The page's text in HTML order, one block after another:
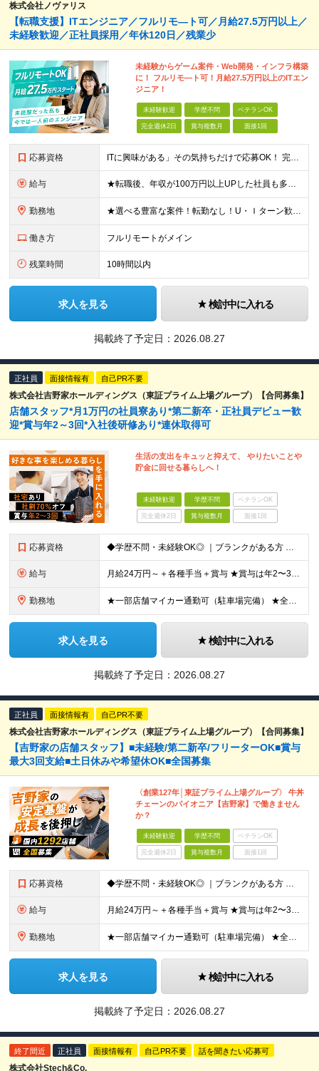
株式会社ノヴァリス
【転職支援】ITエンジニア／フルリモ―ト可／月給27.5万円以上／
未経験歓迎／正社員採用／年休120日／残業少
未経験からゲーム案件・Web開発・インフラ構築
に！ フルリモ―ト可！月給27.5万円以上のITエン
ジニア！
未経験歓迎 学歴不問 ベテランOK
完全週休2日 賞与複数月 面接1回
応募資格 ITに興味がある」その気持ちだけで応募OK！ 完全未経験OK！人柄採用！ ◆未経験歓迎 ◆学歴不問、文系理系不問 ◆第二新卒歓迎 ★経験や知識よりも、あなたの「挑戦したい」という気持ちを重視します
給与 ★転職後、年収が100万円以上UPした社員も多数！ 【未経験者】 月給27.5万円＋諸手当＋賞与 【経験者】※実務3年以上を想定 月給30万円以上＋諸手当＋賞与 ※経験やスキルに応じて決定します
勤務地 ★選べる豊富な案件！転勤なし！U・Ｉターン歓迎！ ★フルリモート案件あり！ 東京、神奈川、埼玉、千葉、愛知、大阪、兵庫、京都、広島、福岡をはじめとする全国各地のプロジェクト先。 プライム上場、グロ
働き方 フルリモートがメイン
残業時間 10時間以内
求人を見る 検討中に入れる
掲載終了予定日： 2026.08.27
正社員 面接情報有 自己PR不要
株式会社吉野家ホールディングス（東証プライム上場グループ）【合同募集】
店舗スタッフ*月1万円の社員寮あり*第二新卒・正社員デビュー歓
迎*賞与年2～3回*入社後研修あり*連休取得可
生活の支出をキュッと抑えて、 やりたいことや
貯金に回せる暮らしへ！
未経験歓迎 学歴不問 ベテランOK
完全週休2日 賞与複数月 面接1回
応募資格 ◆学歴不問・未経験OK◎ ｜ブランクがある方 ｜転職回数が気になる方 ｜飲食業界にチャレンジしたい方 ｜副業OK どんな方も大歓迎！「やってみたい」という気持ちがあればOKです◎
給与 月給24万円～＋各種手当＋賞与 ★賞与は年2〜3回支給 （7月・12月の年2回＋会社業績により2月に決算賞与あり） ★家賃1万円の格安寮や70%オフの食事補助により、毎月の支出を大幅に抑えられます。
勤務地 ★一部店舗マイカー通勤可（駐車場完備） ★全国の各店舗で募集中！続々出店予定！ ■首都圏エリア 埼玉、千葉、東京、神奈川、山梨 ■北日本エリア 北海道、青森、岩手、宮城、秋田、山形、福島、茨城、栃
求人を見る 検討中に入れる
掲載終了予定日： 2026.08.27
正社員 面接情報有 自己PR不要
株式会社吉野家ホールディングス（東証プライム上場グループ）【合同募集】
【吉野家の店舗スタッフ】■未経験/第二新卒/フリーターOK■賞与
最大3回支給■土日休みや希望休OK■全国募集
〈創業127年│東証プライム上場グループ〉 牛丼
チェーンのパイオニア【吉野家】で働きません
か？
未経験歓迎 学歴不問 ベテランOK
完全週休2日 賞与複数月 面接1回
応募資格 ◆学歴不問・未経験OK◎ ｜ブランクがある方 ｜転職回数が気になる方 ｜飲食業界にチャレンジしたい方 ｜副業OK どんな方も大歓迎！「やってみたい」という気持ちがあればOKです◎
給与 月給24万円～＋各種手当＋賞与 ★賞与は年2〜3回支給 （7月・12月の年2回＋会社業績により2月に決算賞与あり） ★家賃1万円の格安寮や70%オフの食事補助により、毎月の支出を大幅に抑えられます。
勤務地 ★一部店舗マイカー通勤可（駐車場完備） ★全国の各店舗で募集中！続々出店予定！ ■首都圏エリア 埼玉、千葉、東京、神奈川、山梨 ■北日本エリア 北海道、青森、岩手、宮城、秋田、山形、福島、茨城、栃
求人を見る 検討中に入れる
掲載終了予定日： 2026.08.27
終了間近 正社員 面接情報有 自己PR不要 話を聞きたい応募可
株式会社Stech&Co.